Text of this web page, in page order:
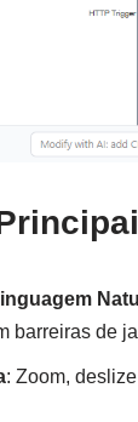
barreiras de
: Zoom,